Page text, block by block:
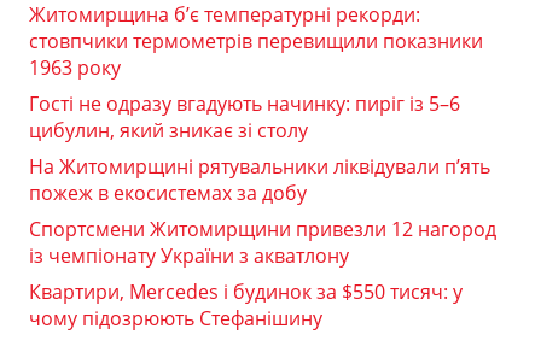
Житомирщина б’є температурні рекорди:
стовпчики термометрів перевищили показники
1963 року
Гості не одразу вгадують начинку: пиріг із 5–6
цибулин, який зникає зі столу
На Житомирщині рятувальники ліквідували п’ять
пожеж в екосистемах за добу
Спортсмени Житомирщини привезли 12 нагород
із чемпіонату України з акватлону
Квартири, Mercedes і будинок за $550 тисяч: у
чому підозрюють Стефанішину